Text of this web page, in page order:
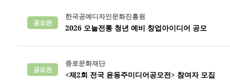
공모전
한국공예디자인문화진흥원
2026 오늘전통 청년 예비 창업아이디어 공모
공모전
종로문화재단
<제2회 전국 윤동주미디어공모전> 참여자 모집